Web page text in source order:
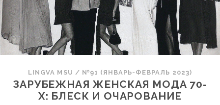
LINGVA MSU / №91 (ЯНВАРЬ-ФЕВРАЛЬ 2023)
ЗАРУБЕЖНАЯ ЖЕНСКАЯ МОДА 70-
Х: БЛЕСК И ОЧАРОВАНИЕ